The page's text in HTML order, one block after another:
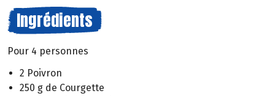
Ingrédients
Pour 4 personnes
2 Poivron
250 g de Courgette